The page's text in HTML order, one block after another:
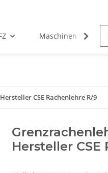
Maschinen –
CSE Rachenlehre R/9
Hersteller CSE